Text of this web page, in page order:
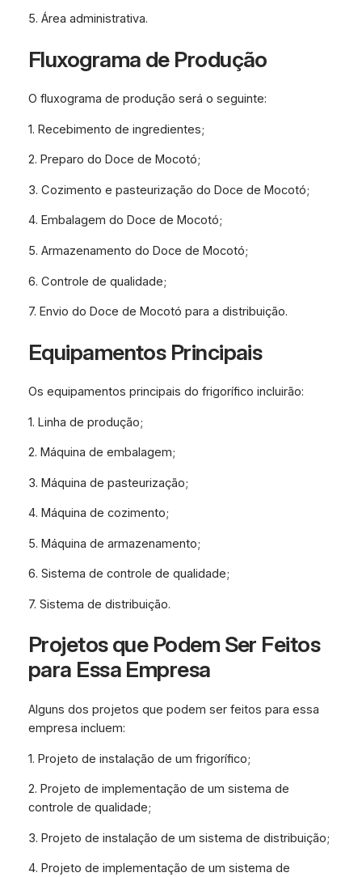
5. Área administrativa.
Fluxograma de Produção
O fluxograma de produção será o seguinte:
1. Recebimento de ingredientes;
2. Preparo do Doce de Mocotó;
3. Cozimento e pasteurização do Doce de Mocotó;
4. Embalagem do Doce de Mocotó;
5. Armazenamento do Doce de Mocotó;
6. Controle de qualidade;
7. Envio do Doce de Mocotó para a distribuição.
Equipamentos Principais
Os equipamentos principais do frigorífico incluirão:
1. Linha de produção;
2. Máquina de embalagem;
3. Máquina de pasteurização;
4. Máquina de cozimento;
5. Máquina de armazenamento;
6. Sistema de controle de qualidade;
7. Sistema de distribuição.
Projetos que Podem Ser Feitos
para Essa Empresa
Alguns dos projetos que podem ser feitos para essa
empresa incluem:
1. Projeto de instalação de um frigorífico;
2. Projeto de implementação de um sistema de
controle de qualidade;
3. Projeto de instalação de um sistema de distribuição;
4. Projeto de implementação de um sistema de